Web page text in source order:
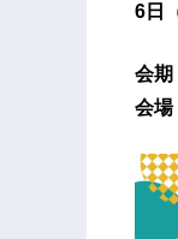
6日
会期
会場